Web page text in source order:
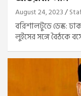
August 24, 2023
বরিশালটুডে ডেস্ক:
লুইসের সঙ্গে বৈঠকে